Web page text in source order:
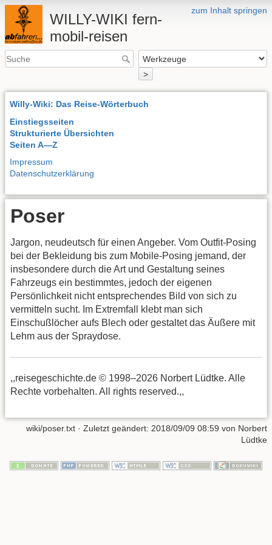
zum Inhalt springen
WILLY-WIKI fern-
mobil-reisen
>
Willy-Wiki: Das Reise-Wörterbuch
Einstiegsseiten
Strukturierte Übersichten
Seiten A—Z
Impressum
Datenschutzerklärung
Poser
Jargon, neudeutsch für einen Angeber. Vom Outfit-Posing
bei der Bekleidung bis zum Mobile-Posing jemand, der
insbesondere durch die Art und Gestaltung seines
Fahrzeugs ein bestimmtes, jedoch der eigenen
Persönlichkeit nicht entsprechendes Bild von sich zu
vermitteln sucht. Im Extremfall klebt man sich
Einschußlöcher aufs Blech oder gestaltet das Äußere mit
Lehm aus der Spraydose.
,,reisegeschichte.de © 1998–2026 Norbert Lüdtke. Alle
Rechte vorbehalten. All rights reserved.,,
wiki/poser.txt · Zuletzt geändert: 2018/09/09 08:59 von Norbert
Lüdtke